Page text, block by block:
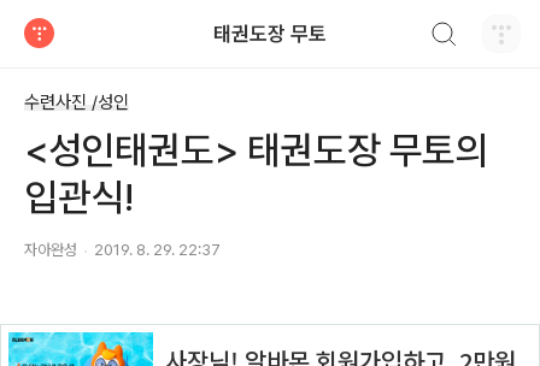
태권도장 무토
수련사진 /성인
<성인태권도> 태권도장 무토의
입관식!
자아완성 2019. 8. 29. 22:37